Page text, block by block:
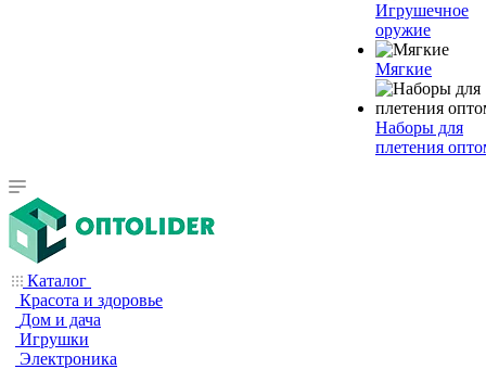
Игрушечное
оружие
Мягкие
Наборы для
плетения
Каталог
Красота и здоровье
Дом и дача
Игрушки
Электроника